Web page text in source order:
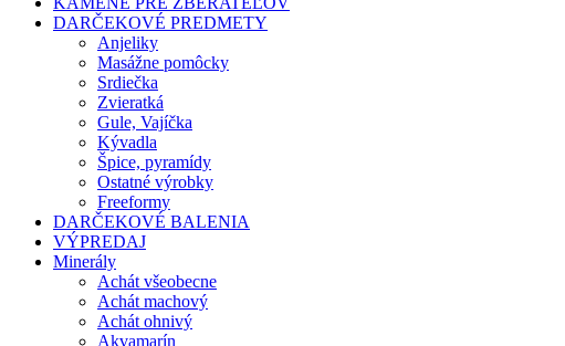
DARČEKOVÉ PREDMETY
Anjeliky
Masážne pomôcky
Srdiečka
Zvieratká
Gule, Vajíčka
Kývadla
Špice, pyramídy
Ostatné výrobky
Freeformy
DARČEKOVÉ BALENIA
VÝPREDAJ
Minerály
Achát všeobecne
Achát machový
Achát ohnivý
Akvamarín